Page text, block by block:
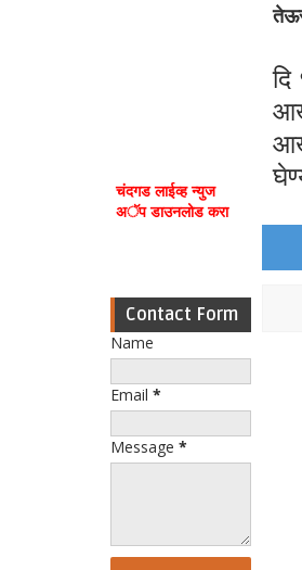
चंदगड लाईव्ह न्युज
अॅप डाउनलोड करा
Contact Form
Name
Email *
Message *